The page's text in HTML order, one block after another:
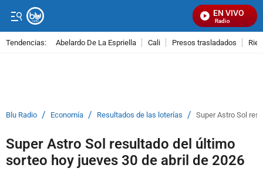
EN VIVO
Señal Visual Radio
Tendencias: Abelardo De La Espriella Cali Presos trasladados
Blu Radio / Economía / Resultados de las loterías / Super Astro Sol
Super Astro Sol resultado del último
sorteo hoy jueves 30 de abril de 2026